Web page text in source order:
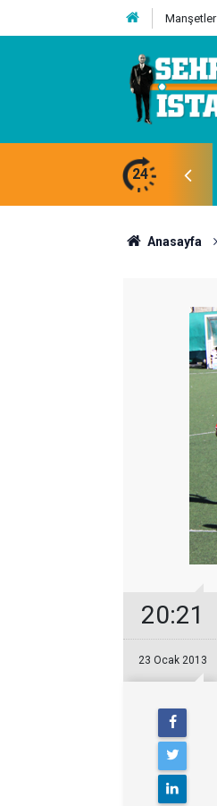
Manşetler
24
Anasayfa
20:21
23 Ocak 2013